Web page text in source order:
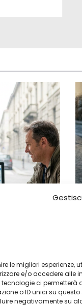
le migliori
e/o accedere alle
tecnologie ci
o ID unici su
negativamente su
e